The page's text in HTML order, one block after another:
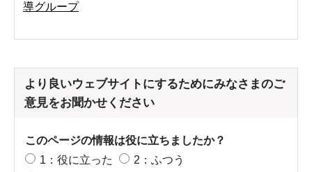
導グループ
より良いウェブサイトにするためにみなさまのご
意見をお聞かせください
このページの情報は役に立ちましたか？
1：役に立った
2：ふつう